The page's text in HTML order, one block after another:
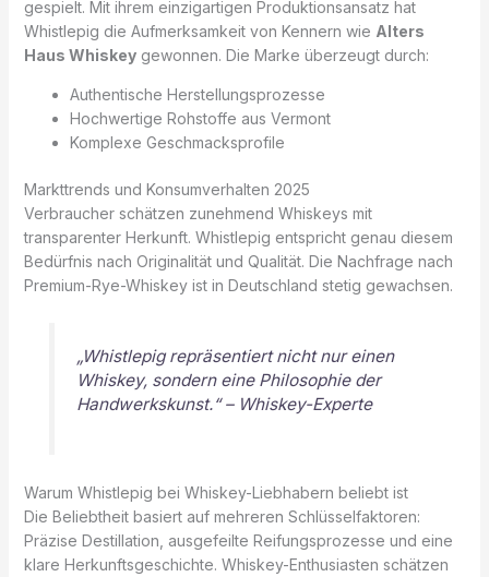
gespielt. Mit ihrem einzigartigen Produktionsansatz hat
Whistlepig die Aufmerksamkeit von Kennern wie Alters
Haus Whiskeygewonnen. Die Marke überzeugt durch:
Authentische Herstellungsprozesse
Hochwertige Rohstoffe aus Vermont
Komplexe Geschmacksprofile
Markttrends und Konsumverhalten 2025
Verbraucher schätzen zunehmend Whiskeys mit
transparenter Herkunft. Whistlepig entspricht genau diesem
Bedürfnis nach Originalität und Qualität. Die Nachfrage nach
Premium-Rye-Whiskey ist in Deutschland stetig gewachsen.
„Whistlepig repräsentiert nicht nur einen
Whiskey, sondern eine Philosophie der
Handwerkskunst.“ – Whiskey-Experte
Warum Whistlepig bei Whiskey-Liebhabern beliebt ist
Die Beliebtheit basiert auf mehreren Schlüsselfaktoren:
Präzise Destillation, ausgefeilte Reifungsprozesse und eine
klare Herkunftsgeschichte. Whiskey-Enthusiasten schätzen